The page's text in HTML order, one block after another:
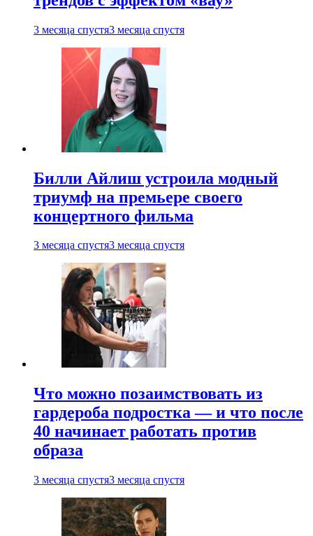
3 месяца спустя3 месяца спустя
Билли Айлиш устроила модный
триумф на премьере своего
концертного фильма
3 месяца спустя3 месяца спустя
Что можно позаимствовать из
гардероба подростка — и что после
40 начинает работать против
образа
3 месяца спустя3 месяца спустя